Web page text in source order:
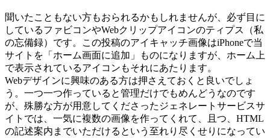
聞いたこともない方もおられるかもしれませんが、必ず目に
しているファビコンやWebクリップアイコンのティプス（私
の忘備録）です。この投稿のアイキャッチ画像はiPhoneで当
サイトを「ホーム画面に追加」ものになりますが、ホーム上
で表示されているアイコンもそれにあたります。
Webデザインに興味のある方は押さえておくと良いでしょ
う。一つ一つ作っていると管理だけでもめんどうなのです
が、殊勝な方が用意してくださったジェネレートサービスサ
イトでは、一気に複数の画像を作ってくれて、且つ、HTML
の記述案内までいただけるという至れり尽くせりになってい